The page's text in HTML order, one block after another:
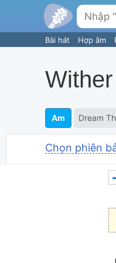
Bài hát Hợp âm
Wither
Am Dream
Chọn phiên